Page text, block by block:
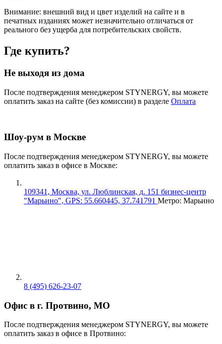
Внимание: внешний вид и цвет изделий на сайте и в
печатных изданиях может незначительно отличаться от
реального без ущерба для потребительских свойств.
Где купить?
Не выходя из дома
После подтверждения менеджером STYNERGY, вы можете
оплатить заказ на сайте (без комиссии) в разделе Оплата
Шоу-рум в Москве
После подтверждения менеджером STYNERGY, вы можете
оплатить заказ в офисе в Москве:
109341, Москва, ул. Люблинская, д. 151 бизнес-центр
"Марьино", GPS: 55.660445, 37.741791 Метро: Марьино
8 (495) 626-23-07
Офис в г. Протвино, МО
После подтверждения менеджером STYNERGY, вы можете
оплатить заказ в офисе в Протвино: